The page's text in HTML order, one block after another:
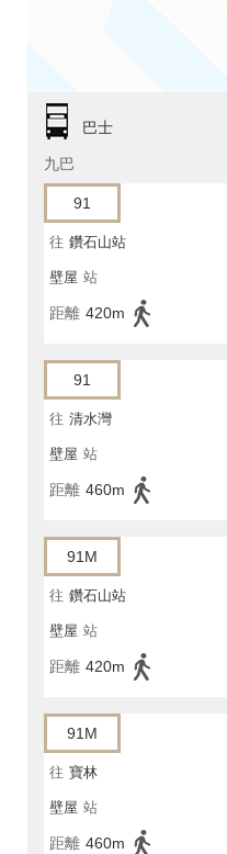
巴士
九巴
91
往 鑽石山站
壁屋 站
距離 420m
91
往 清水灣
壁屋 站
距離 460m
91M
往 鑽石山站
壁屋 站
距離 420m
91M
往 寶林
壁屋 站
距離 460m